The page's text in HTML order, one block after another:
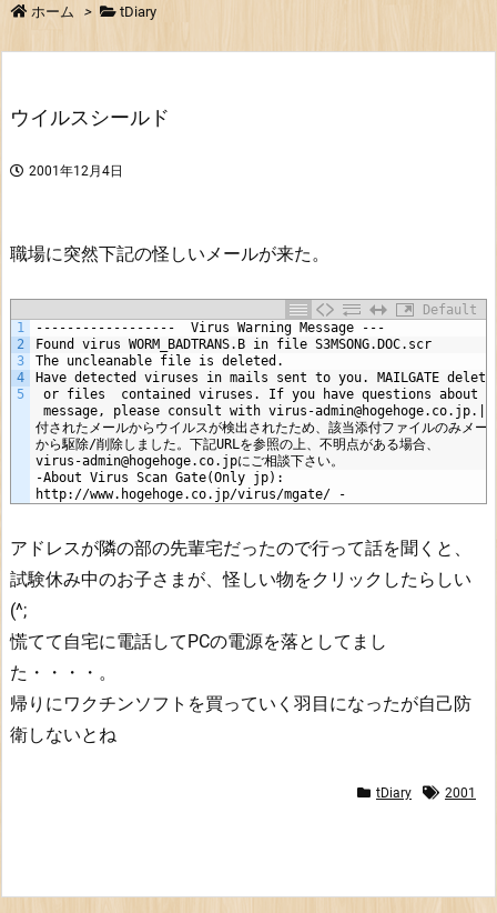
ホーム > tDiary
ウイルスシールド
2001年12月4日
職場に突然下記の怪しいメールが来た。
Default
1
2
3
4
5
------------------  Virus Warning Message ---
Found virus WORM_BADTRANS.B in file S3MSONG.DOC.scr
The uncleanable file is deleted.
Have detected viruses in mails sent to you. MAILGATE
or files  contained viruses. If you have questions about
message, please consult with virus-admin@hogehoge.co.jp.|
付されたメールからウイルスが検出されたため、該当添付ファイルのみメー
から駆除/削除しました。下記URLを参照の上、不明点がある場合、
virus-admin@hogehoge.co.jpにご相談下さい。
-About Virus Scan Gate(Only jp):
http://www.hogehoge.co.jp/virus/mgate/ -
アドレスが隣の部の先輩宅だったので行って話を聞くと、
試験休み中のお子さまが、怪しい物をクリックしたらしい
(^;
慌てて自宅に電話してPCの電源を落としてまし
た・・・・。
帰りにワクチンソフトを買っていく羽目になったが自己防
衛しないとね
tDiary 2001